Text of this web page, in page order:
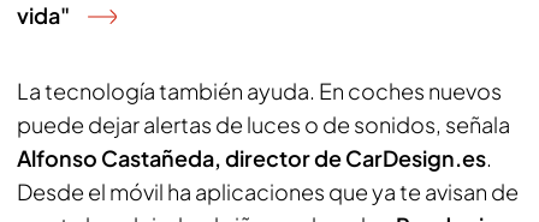
vida"
La tecnología también ayuda. En coches nuevos
puede dejar alertas de luces o de sonidos, señala
Alfonso Castañeda, director de CarDesign.es.
Desde el móvil ha aplicaciones que ya te avisan de